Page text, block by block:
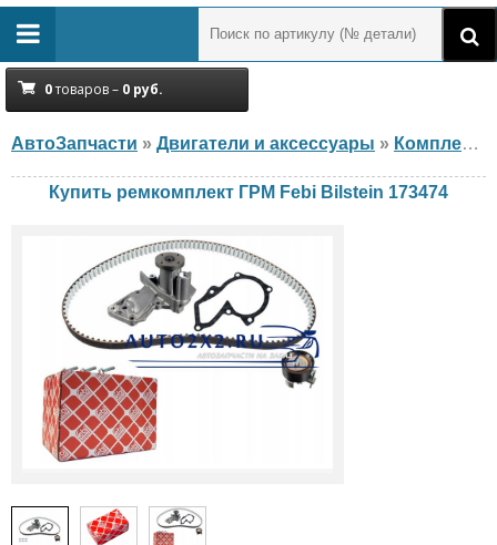
0товаров – 0 руб.
АвтоЗапчасти » Двигатели и аксессуары » Комплект ГРМ
Купить ремкомплект ГРМ Febi Bilstein 173474